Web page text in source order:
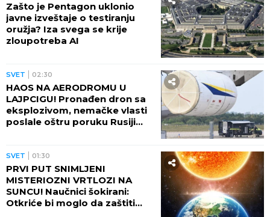
Zašto je Pentagon uklonio
javne izveštaje o testiranju
oružja? Iza svega se krije
zloupotreba AI
SVET 02:30
HAOS NA AERODROMU U
LAJPCIGU! Pronađen dron sa
eksplozivom, nemačke vlasti
poslale oštru poruku Rusiji
SVET 01:30
PRVI PUT SNIMLJENI
MISTERIOZNI VRTLOZI NA
SUNCU! Naučnici šokirani:
Otkriće bi moglo da zaštiti